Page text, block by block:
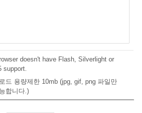
doesn't have Flash, Silverlight or
support.
드 용량제한 10mb (jpg, gif, png 파일만
합니다.)